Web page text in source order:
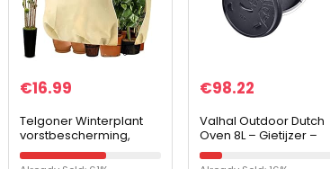
€16.99
Telgoner Winterplant
vorstbescherming,
tuinfleece
vorstbescherming voor
€98.22
Valhal Outdoor Dutch
Oven 8L – Gietijzer –
zonder pootjes,
thermometer